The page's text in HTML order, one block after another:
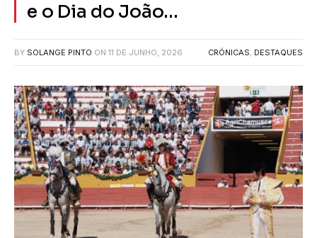
e o Dia do João…
BY SOLANGE PINTO ON 11 DE JUNHO, 2026 CRÓNICAS, DESTAQUES